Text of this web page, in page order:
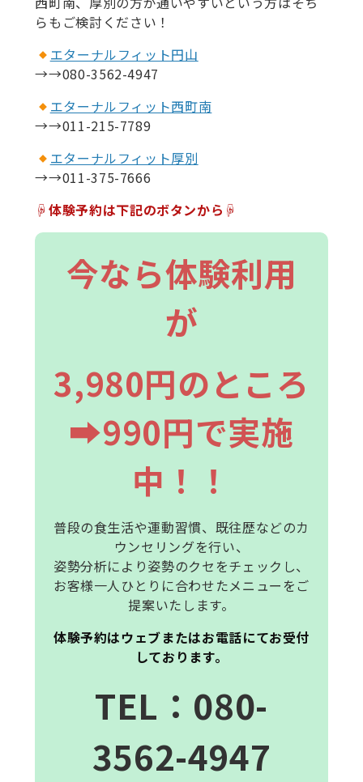
らもご検討ください！
エターナルフィット円山
→→080-3562-4947
エターナルフィット西町南
→→011-215-7789
エターナルフィット厚別
→→011-375-7666
☟体験予約は下記のボタンから☟
今なら体験利用
が
3,980円のところ
➡990円で実施
中！！
普段の食生活や運動習慣、既往歴などのカ
ウンセリングを行い、
姿勢分析により姿勢のクセをチェックし、
お客様一人ひとりに合わせたメニューをご
提案いたします。
体験予約はウェブまたはお電話にてお受付
しております。
TEL ：080-
3562-4947